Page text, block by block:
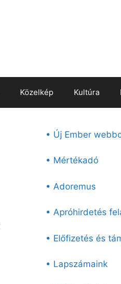
Közelkép Kultúra
• Új Ember
• Mértékadó
• Adoremus
• Apróhirdetés
• Előfizetés és
• Lapszámaink